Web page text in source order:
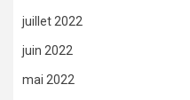
juillet 2022
juin 2022
mai 2022